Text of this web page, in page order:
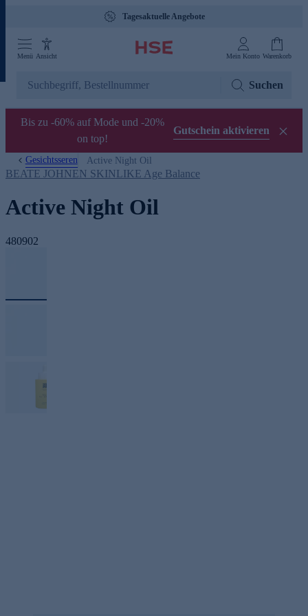
Tagesaktuelle Angebote
Menü Ansicht Mein Konto Warenkorb
Suchen
Bis zu -60% auf Mode und -20%
on top!
Gutschein aktivieren
Gesichtsseren Active Night Oil
BEATE JOHNEN SKINLIKE Age Balance
Active Night Oil
480902